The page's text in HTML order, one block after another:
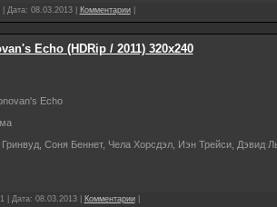
Дата: 08.03.2013| Комментарии|
Echo (HDRip / 2011) 320х240
Echo
Соня Беннет, Чела Хорсдэл, Иэн Трейси, Дэвид
| Дата: 08.03.2013| Комментарии|